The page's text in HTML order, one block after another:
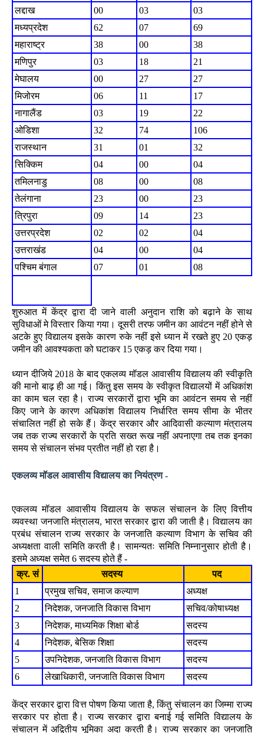
लद्दाख
00 03
03
मध्यप्रदेश
62 07
69
महाराष्ट्र
38 00
38
मणिपुर
03 18
21
मेघालय
00 27
27
मिजोरम
06 11
17
नागालैंड
03 19
22
ओडिशा
32 74
106
राजस्थान
31 01
32
सिक्किम
04 00
04
तमिलनाडु
08 00
08
तेलंगाना
23 00
23
त्रिपुरा
09 14
23
उत्तरप्रदेश
02 02
04
उत्तराखंड
04 00
04
पश्चिम बंगाल
07 01 08
शुरुआत में केंद्र द्वारा दी जाने वाली अनुदान राशि को बढ़ाने के साथ
सुविधाओं मे विस्तार किया गया। दूसरी तरफ जमीन का आवंटन नहीं होने से
अटके हुए विद्यालय इसके कारण रुके नहीं इसे ध्यान में रखते हुए 20 एकड़
जमीन की आवश्यकता को घटाकर 15 एकड़ कर दिया गया।
ध्यान दीजिये 2018 के बाद एकलव्य मॉडल आवासीय विद्यालय की स्वीकृति
की मानो बाढ़ ही आ गई। किंतु इस समय के स्वीकृत विद्यालयों में अधिकांश
का काम चल रहा है। राज्य सरकारों द्वारा भूमि का आवंटन समय से नहीं
किए जाने के कारण अधिकांश विद्यालय निर्धारित समय सीमा के भीतर
संचालित नहीं हो सके हैं। केंद्र सरकार और आदिवासी कल्याण मंत्रालय
जब तक राज्य सरकारों के प्रति सख्त रूख नहीं अपनाएगा तब तक इनका
समय से संचालन संभव प्रतीत नहीं हो रहा है।
एकलव्य मॉडल आवासीय विद्यालय का नियंत्रण -
एकलव्य मॉडल आवासीय विद्यालय के सफल संचालन के लिए वित्तीय
व्यवस्था जनजाति मंत्रालय, भारत सरकार द्वारा की जाती है। विद्यालय का
प्रबंध संचालन राज्य सरकार के जनजाति कल्याण विभाग के सचिव की
अध्यक्षता वाली समिति करती है। सामन्यतः समिति निम्नानुसार होती है।
इसमे अध्यक्ष समेत 6 सदस्य होते हैं -
क्र. सं
सदस्य
पद
1
प्रमुख सचिव, समाज कल्याण
अध्यक्ष
2
निदेशक, जनजाति विकास विभाग
सचिव/कोषाध्यक्ष
3
निदेशक, माध्यमिक शिक्षा बोर्ड
सदस्य
4
निदेशक, बेसिक शिक्षा
सदस्य
5
उपनिदेशक, जनजाति विकास विभाग
सदस्य
6
लेखाधिकारी, जनजाति विकास विभाग सदस्य
केंद्र सरकार द्वारा वित्त पोषण किया जाता है, किंतु संचालन का जिम्मा राज्य
सरकार पर होता है। राज्य सरकार द्वारा बनाई गई समिति विद्यालय के
संचालन में अद्वितीय भूमिका अदा करती है। राज्य सरकार का जनजाति